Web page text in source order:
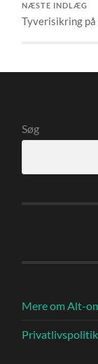
NÆSTE INDLÆG
Tyverisikring
Søg
Mere om Alt-
Privatlivspolitik